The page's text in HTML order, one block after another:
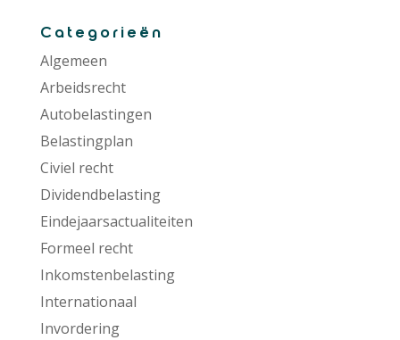
Categorieën
Algemeen
Arbeidsrecht
Autobelastingen
Belastingplan
Civiel recht
Dividendbelasting
Eindejaarsactualiteiten
Formeel recht
Inkomstenbelasting
Internationaal
Invordering